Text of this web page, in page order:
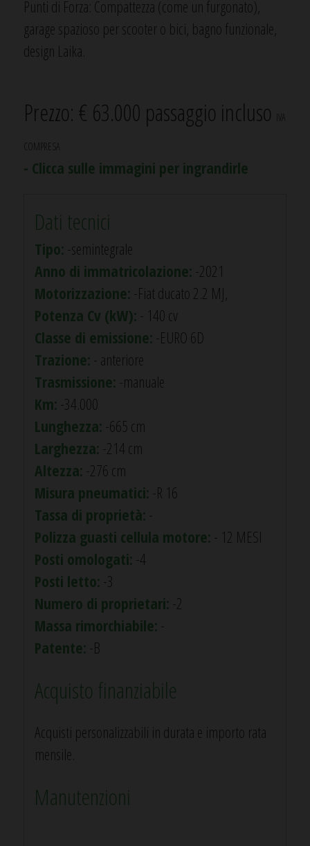
Punti di Forza: Compattezza (come un furgonato),
garage spazioso per scooter o bici, bagno funzionale,
design Laika.
Prezzo: € 63.000 passaggio incluso IVA
COMPRESA
- Clicca sulle immagini per ingrandirle
Dati tecnici
Tipo: -semintegrale
Anno di immatricolazione: -2021
Motorizzazione: -Fiat ducato 2.2 MJ,
Potenza Cv (kW): - 140 cv
Classe di emissione: -EURO 6D
Trazione: - anteriore
Trasmissione: -manuale
Km: -34.000
Lunghezza: -665 cm
Larghezza: -214 cm
Altezza: -276 cm
Misura pneumatici: -R 16
Tassa di proprietà: -
Polizza guasti cellula motore: - 12 MESI
Posti omologati: -4
Posti letto: -3
Numero di proprietari: -2
Massa rimorchiabile: -
Patente: -B
Acquisto finanziabile
Acquisti personalizzabili in durata e importo rata
mensile.
Manutenzioni